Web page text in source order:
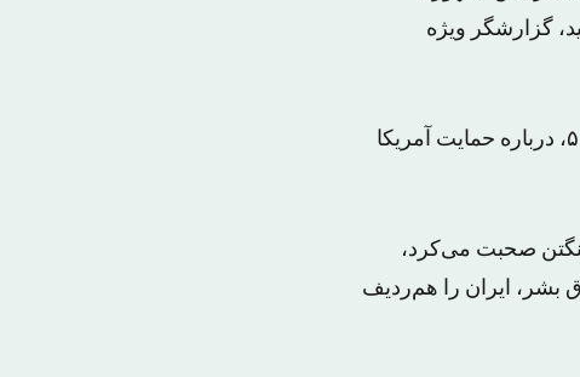
گزارشگر ویژه
این اولین بار است که یک مقام ارشد دولت آمریکا بعد از توافق ایران و گروه ۱+۵، درباره حمایت آمریکا
بشر در واشنگتن صحبت می‌کرد،
بشر، ایران را هم‌ردیف